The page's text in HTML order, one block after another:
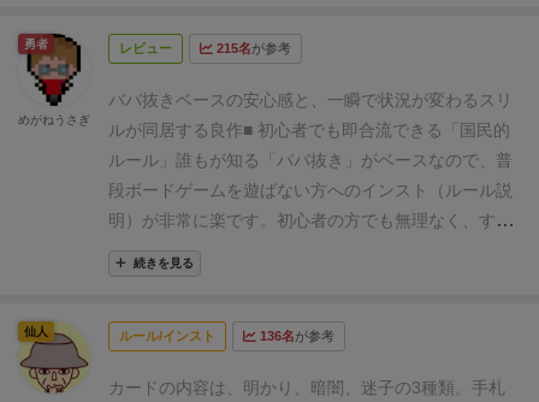
上に置いて引かせたりできるので、見た目以上に頭を
せてもらい、自分も面白かったので買った。 他のボド
ゲ会に持ち込んでプレイしてくれた人たちも、とても
面白いと絶賛だったので、口コミで売れ続けるタイプ
のボドゲだと思う。
レビュー 215名が参考
ババ抜きベースの安心感と、一瞬で状況が変わるスリ
ルが同居する良作■ 初心者でも即合流できる「国民的
ルール」 誰もが知る「ババ抜き」がベースなので、普
段ボードゲームを遊ばない方へのインスト（ルール説
明）が非常に楽です。初心者の方でも無理なく、すぐ
に輪に入って楽しむことができます。
きではない、独自の緊張感
にあたる「迷子」の存在はもちろん、各カードの効果
続きを見る
勇者
めがねうさぎ
ルール/インスト 136名が参考
カードの内容は、明かり、暗闇、迷子の3種類。 手札
仙人